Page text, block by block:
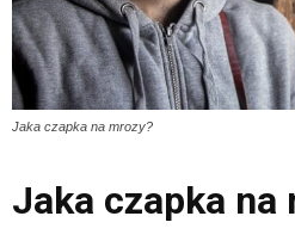
Jaka czapka na mrozy?
Jaka czapka na